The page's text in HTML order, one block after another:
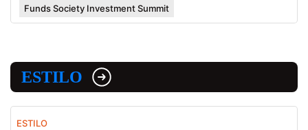
Funds Society Investment Summit
ESTILO
ESTILO